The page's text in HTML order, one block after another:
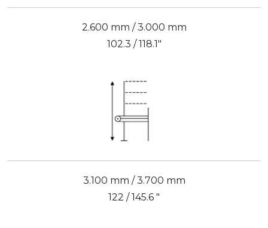
2.600 mm / 3.000 mm
102.3 / 118.1"
3.100 mm / 3.700 mm
122 / 145.6 "